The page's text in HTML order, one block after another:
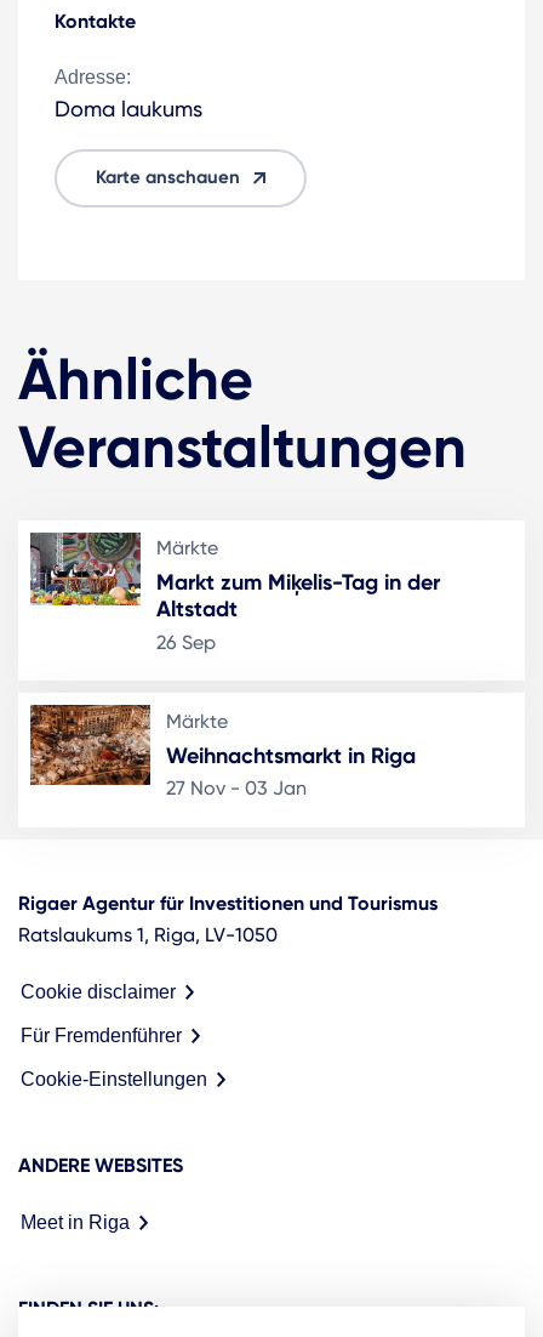
Kontakte
Adresse:
Doma laukums
Karte anschauen
Ähnliche
Veranstaltungen
Märkte
Markt zum Miķelis-Tag in der
Altstadt
26 Sep
Märkte
Weihnachtsmarkt in Riga
27 Nov - 03 Jan
Rigaer Agentur für Investitionen und Tourismus
Ratslaukums 1, Riga, LV-1050
Cookie disclaimer
Für Fremdenführer
Cookie-Einstellungen
ANDERE WEBSITES
Meet in Riga
FINDEN SIE UNS: